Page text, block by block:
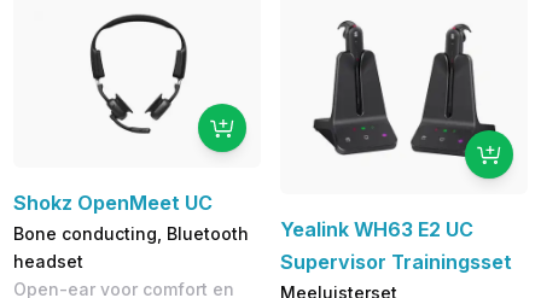
Shokz OpenMeet UC
Bone conducting, Bluetooth
headset
Open-ear voor comfort en
Yealink WH63 E2 UC
Supervisor Trainingsset
Meeluisterset